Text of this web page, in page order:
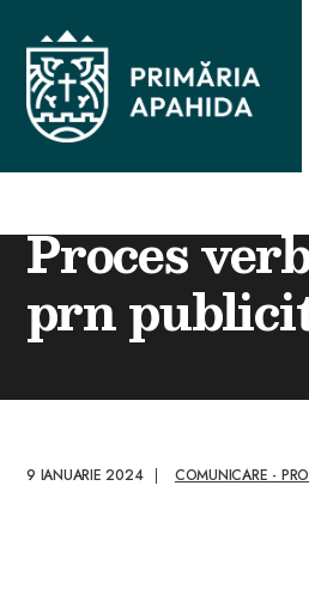
Skip
to
content
COMUNICARE - PROCESE
Proces
prn
9 IANUARIE 2024 | COMUNICARE -